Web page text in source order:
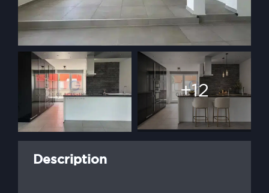
+12
Description